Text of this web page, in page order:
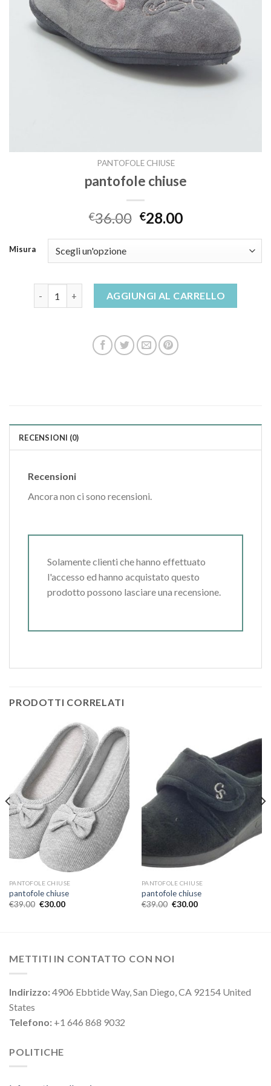
PANTOFOLE CHIUSE
pantofole chiuse
€36.00 €28.00
Misura
AGGIUNGI AL CARRELLO
RECENSIONI (0)
Recensioni
Ancora non ci sono recensioni.
Solamente clienti che hanno effettuato
l'accesso ed hanno acquistato questo
prodotto possono lasciare una recensione.
PRODOTTI CORRELATI
PANTOFOLE CHIUSE
pantofole chiuse
€39.00 €30.00
PANTOFOLE CHIUSE
pantofole chiuse
€39.00 €30.00
METTITI IN CONTATTO CON NOI
Indirizzo:4906 Ebbtide Way, San Diego, CA 92154 United
States
Telefono: +1 646 868 9032
POLITICHE